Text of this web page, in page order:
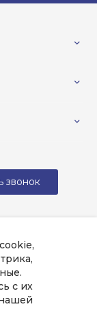
с их
д. 39
звонок